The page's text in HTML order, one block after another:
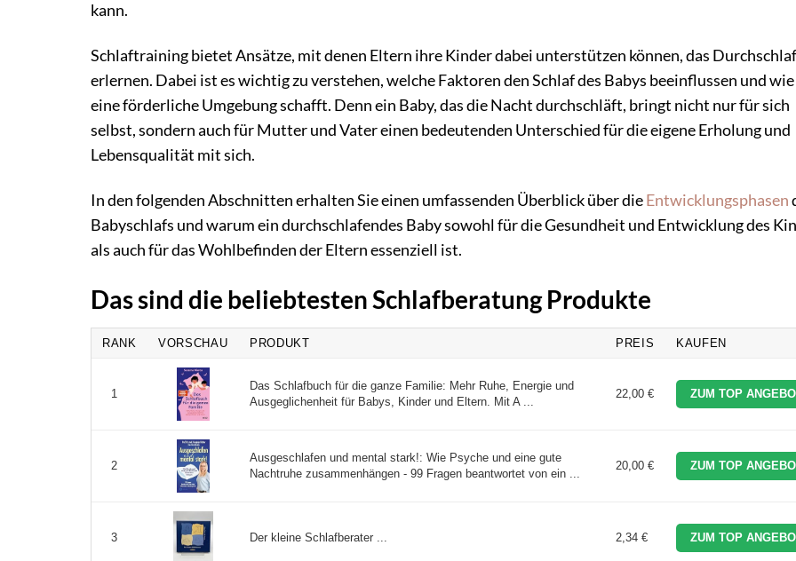
kann.
Schlaftraining bietet Ansätze, mit denen Eltern ihre Kinder dabei unterstützen können, das
erlernen. Dabei ist es wichtig zu verstehen, welche Faktoren den Schlaf des Babys beeinflussen und
eine förderliche Umgebung schafft. Denn ein Baby, das die Nacht durchschläft, bringt nicht nur für sich
selbst, sondern auch für Mutter und Vater einen bedeutenden Unterschied für die eigene Erholung und
Lebensqualität mit sich.
In den folgenden Abschnitten erhalten Sie einen umfassenden Überblick über dieEntwicklungsphasen
Babyschlafs und warum ein durchschlafendes Baby sowohl für die Gesundheit und Entwicklung des
als auch für das Wohlbefinden der Eltern essenziell ist.
Das sind die beliebtesten Schlafberatung Produkte
RANK VORSCHAU PRODUKT PREIS KAUFEN
1
Das Schlafbuch für die ganze Familie: Mehr Ruhe, Energie und
Ausgeglichenheit für Babys, Kinder und Eltern. Mit A ...
22,00 € ZUM TOP
2
Ausgeschlafen und mental stark!: Wie Psyche und eine gute
Nachtruhe zusammenhängen - 99 Fragen beantwortet von ein ...
20,00 € ZUM TOP
3 Der kleine Schlafberater ... 2,34 € ZUM TOP